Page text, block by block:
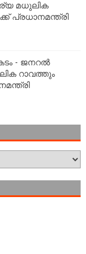
മധുലിക
പ്രധാനമന്ത്രി
- ജനറല്‍
റാവത്തും